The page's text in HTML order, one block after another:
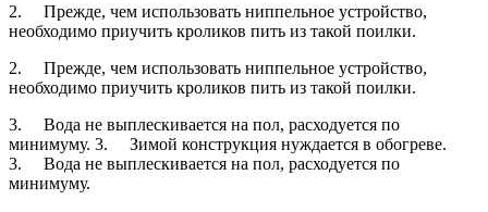
2. Прежде, чем использовать ниппельное устройство,
необходимо приучить кроликов пить из такой поилки.
2. Прежде, чем использовать ниппельное устройство,
необходимо приучить кроликов пить из такой поилки.
3. Вода не выплескивается на пол, расходуется по
минимуму. 3. Зимой конструкция нуждается в обогреве.
3. Вода не выплескивается на пол, расходуется по
минимуму.